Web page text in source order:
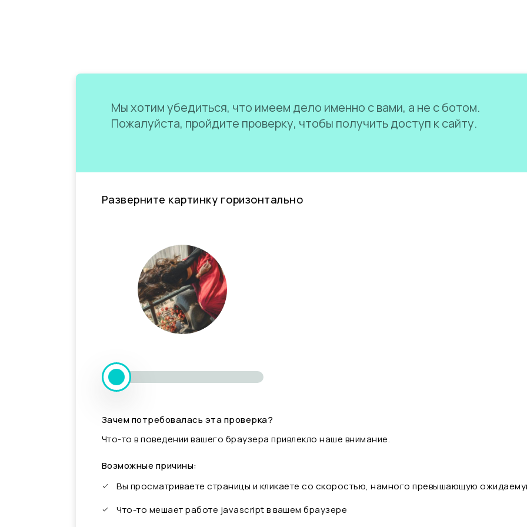
Мы хотим убедиться, что имеем дело именно с вами, а не с ботом.
Пожалуйста, пройдите проверку, чтобы получить доступ к сайту.
Разверните картинку горизонтально
Зачем потребовалась эта проверка?
Что-то в поведении вашего браузера привлекло наше внимание.
Возможные причины:
Вы просматриваете страницы и кликаете со скоростью, намного превышающую
Что-то мешает работе javascript в вашем браузере